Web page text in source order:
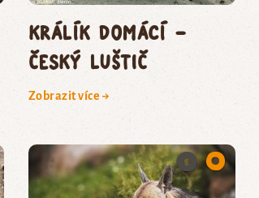
králík domácí –
český luštič
Zobrazit více →